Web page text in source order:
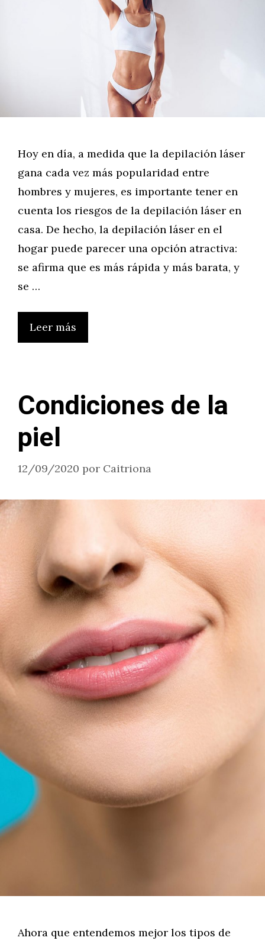
Hoy en día, a medida que la depilación láser
gana cada vez más popularidad entre
hombres y mujeres, es importante tener en
cuenta los riesgos de la depilación láser en
casa. De hecho, la depilación láser en el
hogar puede parecer una opción atractiva:
se afirma que es más rápida y más barata, y
se …
Leer más
Condiciones de la
piel
12/09/2020 por Caitriona
Ahora que entendemos mejor los tipos de